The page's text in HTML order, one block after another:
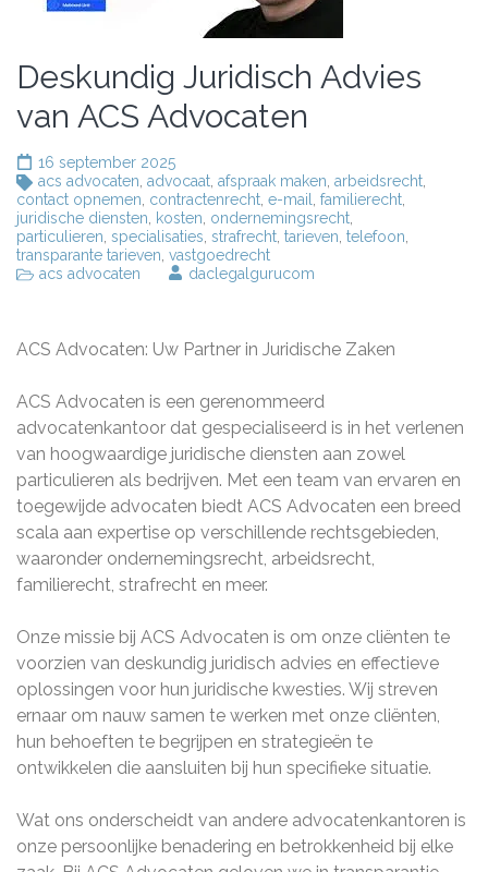
Deskundig Juridisch Advies
van ACS Advocaten
16 september 2025
acs advocaten advocaat afspraak maken arbeidsrecht
contact opnemen contractenrecht e-mail familierecht
juridische diensten
kosten ondernemingsrecht
particulieren specialisaties strafrecht tarieven telefoon
transparante tarieven vastgoedrecht
acs advocaten
daclegalgurucom
ACS Advocaten: Uw Partner in Juridische Zaken
ACS Advocaten is een gerenommeerd
advocatenkantoor dat gespecialiseerd is in het verlenen
van hoogwaardige juridische diensten aan zowel
particulieren als bedrijven. Met een team van ervaren en
toegewijde advocaten biedt ACS Advocaten een breed
scala aan expertise op verschillende rechtsgebieden,
waaronder ondernemingsrecht, arbeidsrecht,
familierecht, strafrecht en meer.
Onze missie bij ACS Advocaten is om onze cliënten te
voorzien van deskundig juridisch advies en effectieve
oplossingen voor hun juridische kwesties. Wij streven
ernaar om nauw samen te werken met onze cliënten,
hun behoeften te begrijpen en strategieën te
ontwikkelen die aansluiten bij hun specifieke situatie.
Wat ons onderscheidt van andere advocatenkantoren is
onze persoonlijke benadering en betrokkenheid bij elke